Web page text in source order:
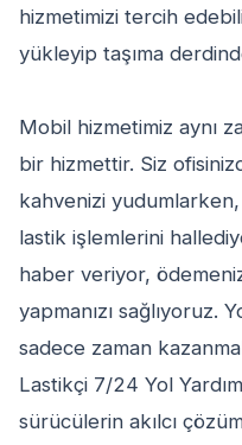
hizmetimizi tercih
yükleyip taşıma
Mobil hizmetimiz aynı
bir hizmettir. Siz
kahvenizi yudumlarken,
lastik işlemlerini
haber veriyor,
yapmanızı sağlıyoruz.
sadece zaman
Lastikçi 7/24 Yol
sürücülerin akılcı